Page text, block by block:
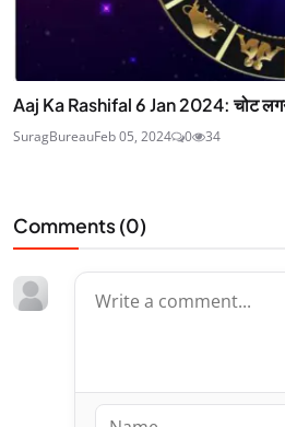
Aaj Ka Rashifal 6 Jan 2024: चोट
SuragBureauFeb 05, 2024 0 34
Comments (0)